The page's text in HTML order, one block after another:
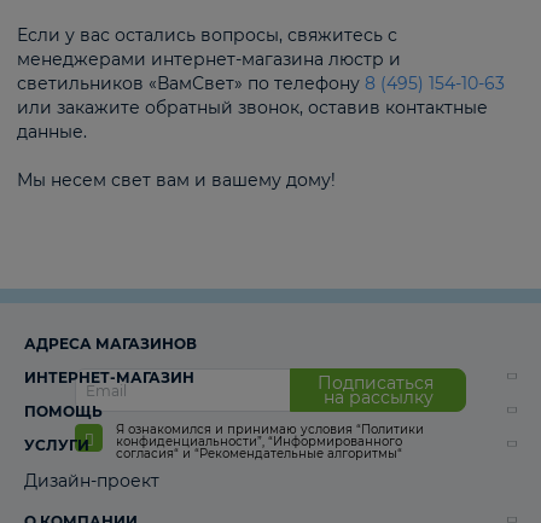
Если у вас остались вопросы, свяжитесь с
менеджерами интернет-магазина люстр и
светильников «ВамСвет» по телефону 8 (495) 154-10-63
или закажите обратный звонок, оставив контактные
данные.
Мы несем свет вам и вашему дому!
Подписаться
на рассылку
Я ознакомился и принимаю условия “Политики
конфиденциальности”, “Информированного
согласия“ и “Рекомендательные алгоритмы“
АДРЕСА МАГАЗИНОВ
ИНТЕРНЕТ-МАГАЗИН
ПОМОЩЬ
УСЛУГИ
Дизайн-проект